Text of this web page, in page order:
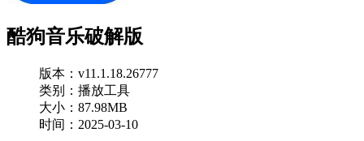
酷狗音乐破解版
版本：v11.1.18.26777
类别：播放工具
大小：87.98MB
时间：2025-03-10